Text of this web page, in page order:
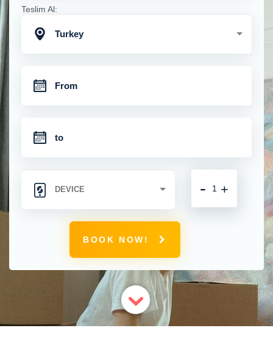
Teslim Al:
Turkey
+
-
BOOK NOW!